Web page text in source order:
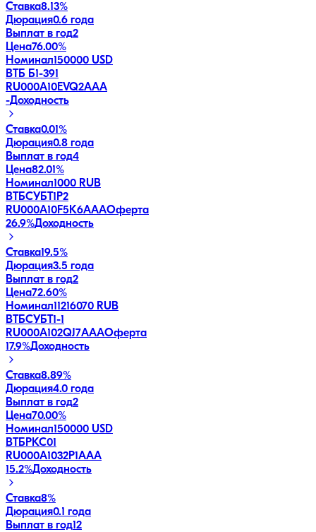
Ставка8.13%
Дюрация0.6 года
Выплат в год2
Цена76.00%
Номинал150000 USD
ВТБ Б1-391
RU000A10EVQ2AAA
-Доходность
Ставка0.01%
Дюрация0.8 года
Выплат в год4
Цена82.01%
Номинал1000 RUB
ВТБСУБТ1Р2
RU000A10F5K6AAAОферта
26.9%Доходность
Ставка19.5%
Дюрация3.5 года
Выплат в год2
Цена72.60%
Номинал11216070 RUB
ВТБСУБТ1-1
RU000A102QJ7AAAОферта
17.9%Доходность
Ставка8.89%
Дюрация4.0 года
Выплат в год2
Цена70.00%
Номинал150000 USD
ВТБРКС01
RU000A1032P1AAA
15.2%Доходность
Ставка8%
Дюрация0.1 года
Выплат в год12